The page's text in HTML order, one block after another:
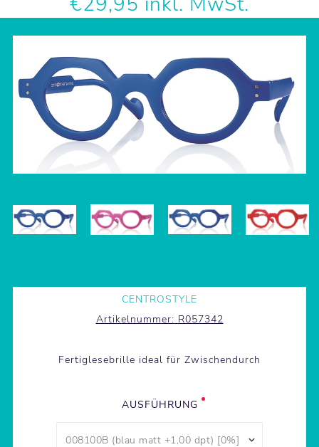
CENTROSTYLE
Artikelnummer: R057342
Fertiglesebrille ideal für Zwischendurch
AUSFÜHRUNG